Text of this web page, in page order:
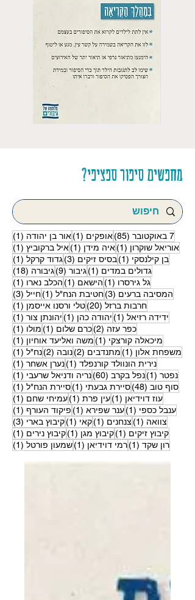
מחפשים סיפור ספציפי?
7 באוקטובר (85) 85 פוסטים
אופקים (1) פוסט 1
אור בן יהודה (1)
אוריאל שוקרון (1) פוסט 1
איה מידן (1) פוסט 1
איל ברקוביץ (1)
בן קילנסקי (1) פוסט 1
בסיס זיקים (3) 3 פוסטים
גדוד קרקל (1)
גדולים במדים (1) פוסט 1
גיבור (9) 9 פוסטים
גיבורה (18)
גל גירסרו (1) פוסט 1
הישאם (1) פוסט 1
הכלב נארו (1)
המסיבה ברעים (3) 3 פוסטים
חטיבת הנח"ל (1) פוסט 1
חייל (3)
חרבות ברזל (20) 20 פוסטים
טלי ורסנו אייסמן (1)
ידידה רזיאל (1) פוסט 1
יהודה כהן (1) פוסט 1
יהונתן צור (1)
כפר עזה (2) 2 פוסטים
כרם שלום (1) פוסט 1
מולו (1)
מיכאלה קורצקי (1) פוסט 1
משה ואליעד אוחיון (1)
משפחת אלון (1) פוסט 1
מתנדבים (2) 2 פוסטים
נובה (2) 2 פוסטים
נח"ל (1)
נירית הונוולד קורנפלד (1) פוסט 1
נערן אשחר (1)
נפטר (1) פוסט 1
נפל בקרב (60) 60 פוסטים
נריה ודניאל שרעבי (1)
סוף טוב (48) 48 פוסטים
סיירת גבעתי (1) פוסט 1
סיירת הנח"ל (1)
עוז דוידיאן (1) פוסט 1
עין פרת (1) פוסט 1
עמיחי שחם (1)
ענבל כספי (1) פוסט 1
ענר שפירא (1) פוסט 1
פיקוד העורף (1)
צוואה (1) פוסט 1
צנחנים (1) פוסט 1
קאי (1) פוסט 1
קיבוץ בארי (3)
קיבוץ זיקים (1) פוסט 1
קיבוץ מגן (1) פוסט 1
קיבוץ נירים (1)
רון שקד (1) פוסט 1
רמי דוידיאן (1) פוסט 1
שמעון פורטל (1)